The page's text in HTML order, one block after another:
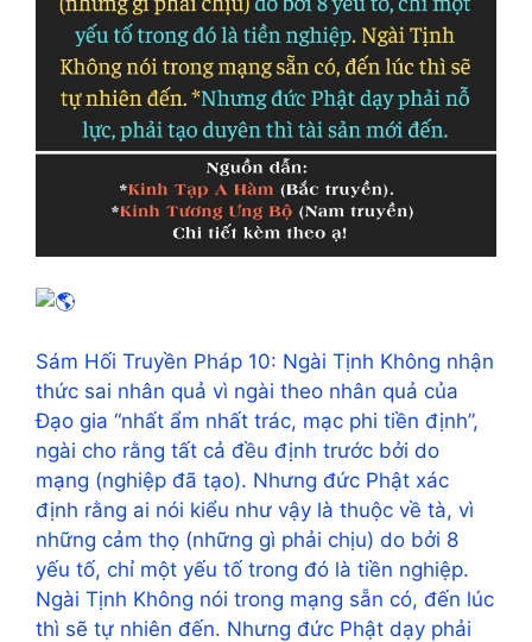
Sám Hối Truyền Pháp 10: Ngài Tịnh Không nhận
thức sai nhân quả vì ngài theo nhân quả của
Đạo gia “nhất ẩm nhất trác, mạc phi tiền định”,
ngài cho rằng tất cả đều định trước bởi do
mạng (nghiệp đã tạo). Nhưng đức Phật xác
định rằng ai nói kiểu như vậy là thuộc về tà, vì
những cảm thọ (những gì phải chịu) do bởi 8
yếu tố, chỉ một yếu tố trong đó là tiền nghiệp.
Ngài Tịnh Không nói trong mạng sẵn có, đến lúc
thì sẽ tự nhiên đến. Nhưng đức Phật dạy phải